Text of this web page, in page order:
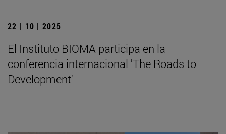
22 | 10 | 2025
El Instituto BIOMA participa en la
conferencia internacional 'The Roads to
Development'